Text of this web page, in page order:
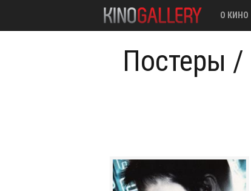
О КИНО
Постеры /